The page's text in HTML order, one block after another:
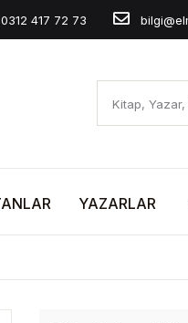
0312 417 72 73
YAZARLAR